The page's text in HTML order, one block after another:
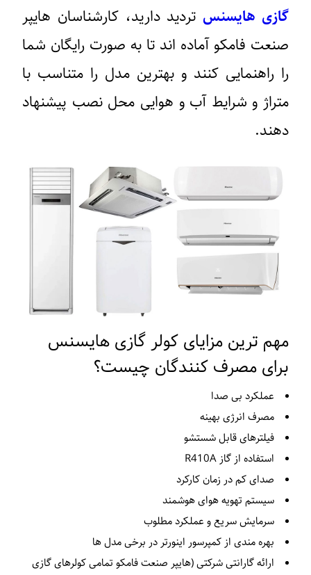
هایسنستردید دارید، کارشناسان هایپر
فامکو آماده اند تا به صورت رایگان شما
راهنمایی کنند و بهترین مدل را متناسب با
و شرایط آب و هوایی محل نصب پیشنهاد
ترین مزایای کولر گازی هایسنس
مصرف‌ کنندگان چیست؟
عملکرد بی صدا
مصرف انرژی بهینه
فیلترهای قابل شستشو
استفاده از گاز R410A
صدای کم در زمان کارکرد
سیستم تهویه هوای هوشمند
سرمایش سریع و عملکرد مطلوب
بهره مندی از کمپرسور اینورتر در برخی مدل ها
ارائه گارانتی شرکتی (هایپر صنعت فامکو تمامی کولرهای گازی